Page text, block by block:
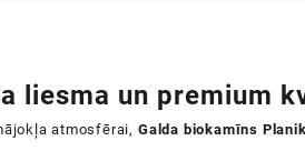
liesma un premium
atmosfērai, Galda biokamīns